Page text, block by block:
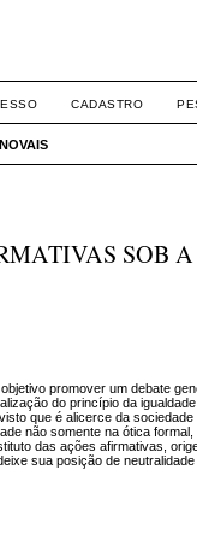
CADASTRO
NOVAIS
SOB
promover um debate
do princípio da
que é alicerce da
não somente na ótica
das ações afirmativas,
sua posição de